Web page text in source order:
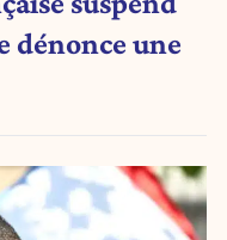
une